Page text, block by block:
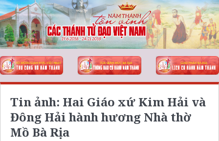
Tin ảnh: Hai Giáo xứ Kim Hải và
Đông Hải hành hương Nhà thờ
Mồ Bà Rịa